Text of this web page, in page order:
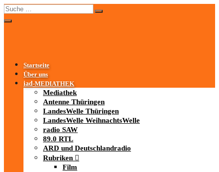
Startseite
Über uns
iad-MEDIATHEK
Mediathek
Antenne Thüringen
LandesWelle Thüringen
LandesWelle WeihnachtsWelle
radio SAW
89.0 RTL
ARD und Deutschlandradio
Rubriken
Film